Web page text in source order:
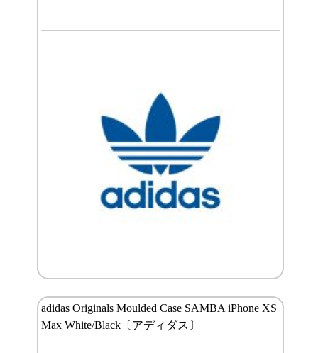
adidas Originals Moulded Case SAMBA iPhone XS
Max White/Black〔アディダス〕